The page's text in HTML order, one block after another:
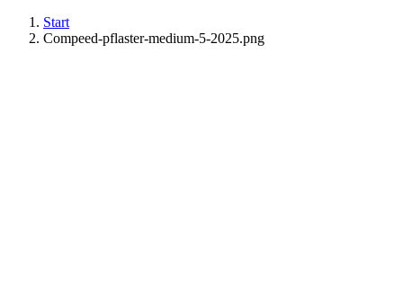
Start
Compeed-pflaster-medium-5-2025.png